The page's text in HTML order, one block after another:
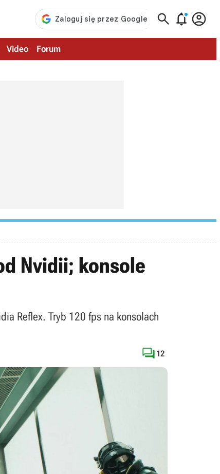
  
Video Forum
Nvidii; konsole
Reflex. Tryb 120 fps na konsolach
 12